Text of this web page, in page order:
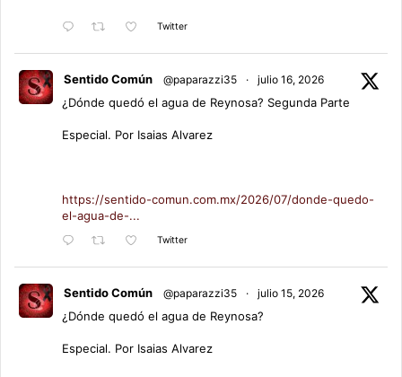
Twitter
Sentido Común @paparazzi35 · julio 16, 2026
¿Dónde quedó el agua de Reynosa? Segunda Parte
Especial. Por Isaias Alvarez
https://sentido-comun.com.mx/2026/07/donde-quedo-
el-agua-de-...
Twitter
Sentido Común @paparazzi35 · julio 15, 2026
¿Dónde quedó el agua de Reynosa?
Especial. Por Isaias Alvarez